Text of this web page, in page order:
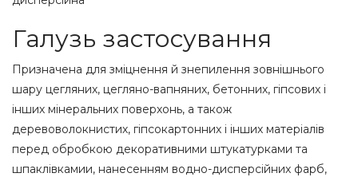
Галузь застосування
Призначена для зміцнення й знепилення зовнішнього
шару цегляних, цегляно-вапняних, бетонних, гіпсових і
інших мінеральних поверхонь, а також
деревоволокнистих, гіпсокартонних і інших матеріалів
перед обробкою декоративними штукатурками та
шпаклівкамии, нанесенням водно-дисперсійних фарб,